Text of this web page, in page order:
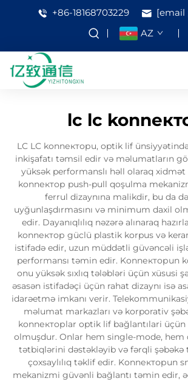
+86-18168703229
[email
AZ
lc lc
LC LC konnекторu, optik lif
inkişafatı təmsil edir və məlumatların
yüksək performanslı həll olaraq
konnектор push-pull qoşulma
ferrul dizaynına malikdir, bu da
uyğunlaşdırmasını və minimum daxil
edir. Dayanıqlılıq nəzərə alınaraq
konnектор güclü plastik korpus və
istifadə edir, uzun müddətli güvəncəli
performansı təmin edir. Konnекторun
onu yüksək sıxlıq tələbləri üçün xüsusi
əsasən istifadəçi üçün rahat dizaynı isə
idarəetmə imkanı verir.
məlumat markazları və korporativ
konnекторlar optik lif bağlantılari
olmuşdur. Onlar hem single-mode,
tətbiqlərini dəstəkləyib və fərqli şəbəkə
çoxsaylılıq təklif edir. Konnекторun
mekanizmi güvənli bağlantı təmin edir,